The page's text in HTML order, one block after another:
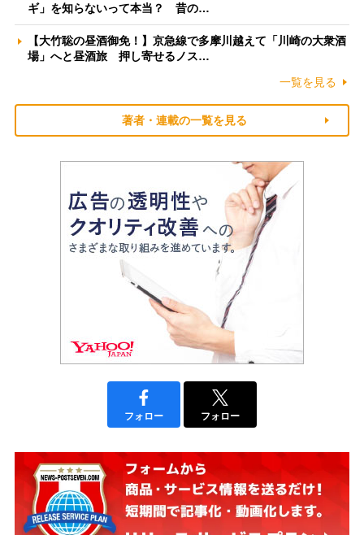
ギ」を知らないって本当？ 昔の…
【大竹聡の昼酒御免！】京急線で多摩川越えて「川崎の大衆酒
場」へと昼酒旅 押し寄せるノス…
一覧を見る
著者・連載の一覧を見る
フォロー フォロー